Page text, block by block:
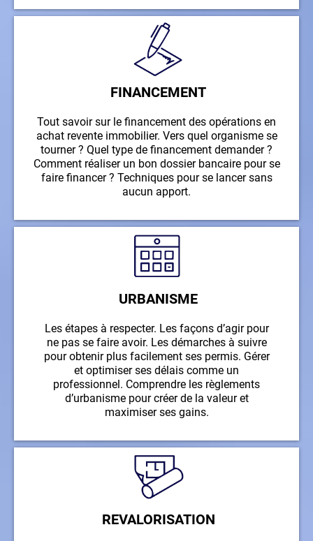
FINANCEMENT
Tout savoir sur le financement des opérations en
achat revente immobilier. Vers quel organisme se
tourner ? Quel type de financement demander ?
Comment réaliser un bon dossier bancaire pour se
faire financer ? Techniques pour se lancer sans
aucun apport.
URBANISME
Les étapes à respecter. Les façons d’agir pour
ne pas se faire avoir. Les démarches à suivre
pour obtenir plus facilement ses permis. Gérer
et optimiser ses délais comme un
professionnel. Comprendre les règlements
d’urbanisme pour créer de la valeur et
maximiser ses gains.
REVALORISATION